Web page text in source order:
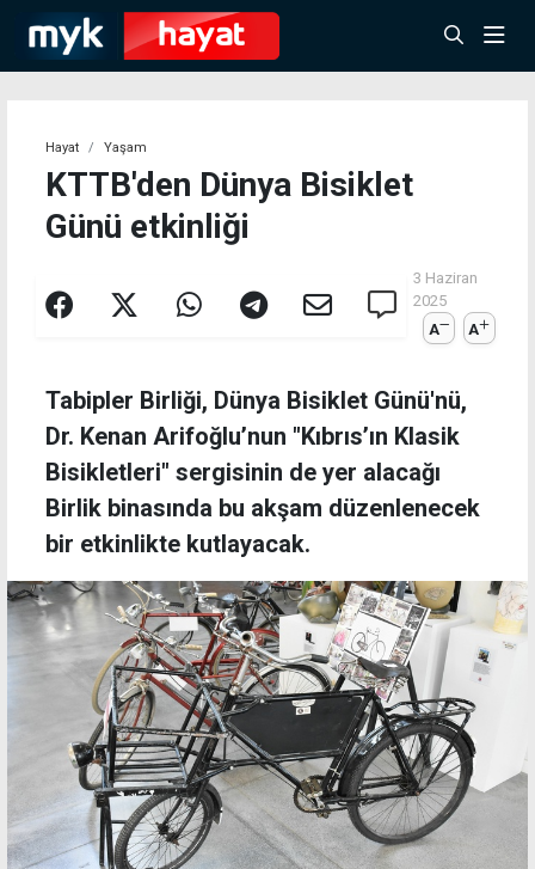
Hayat Yaşam
KTTB'den Dünya Bisiklet
Günü etkinliği
3 Haziran
2025
A
A
Tabipler Birliği, Dünya Bisiklet Günü'nü,
Dr. Kenan Arifoğlu’nun "Kıbrıs’ın Klasik
Bisikletleri" sergisinin de yer alacağı
Birlik binasında bu akşam düzenlenecek
bir etkinlikte kutlayacak.